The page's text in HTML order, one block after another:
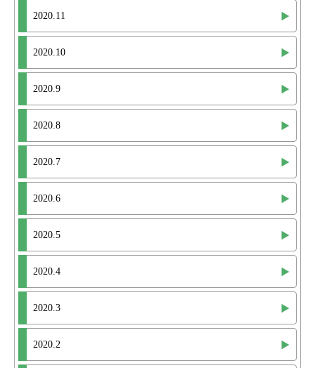
2020.11
2020.10
2020.9
2020.8
2020.7
2020.6
2020.5
2020.4
2020.3
2020.2